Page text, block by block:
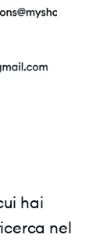
hai
nel